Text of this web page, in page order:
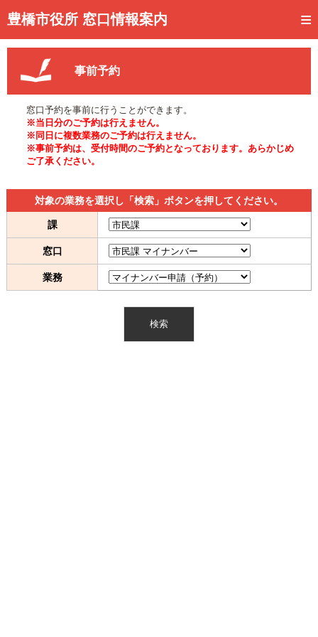
豊橋市役所 窓口情報案内
トップページ
事前予約
予約状況確認
窓口混雑状況
待ち状況確認
交付状況確認
メール通知登録
混雑予想カレンダー
事前予約
窓口予約を事前に行うことができます。
※当日分のご予約は行えません。
※同日に複数業務のご予約は行えません。
※事前予約は、受付時間のご予約となっております。あらかじめ
ご了承ください。
対象の業務を選択し「検索」ボタンを押してください。
課
窓口
業務